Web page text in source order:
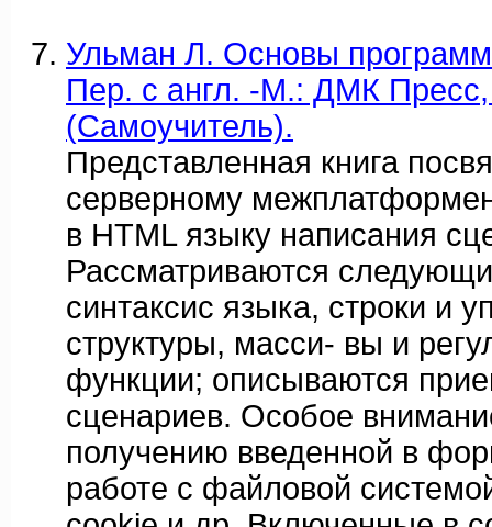
Ульман Л. Основы
Пер. с англ. -М.: ДМК
(Самоучитель).
Представленная книга
серверному
в HTML языку написания
Рассматриваются
синтаксис языка, строки и
структуры, масси- вы и
функции; описываются
сценариев. Особое
получению введенной в
работе с файловой